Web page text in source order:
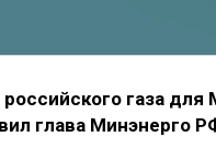
газа
глава Минэнерго